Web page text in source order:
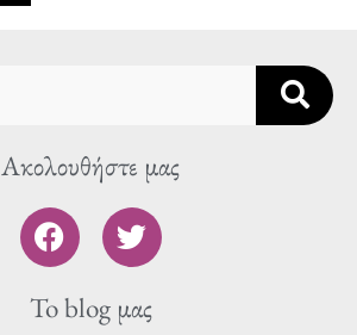
Ακολουθήστε μας
F
a
c
e
T
w
i
t
To blog μας